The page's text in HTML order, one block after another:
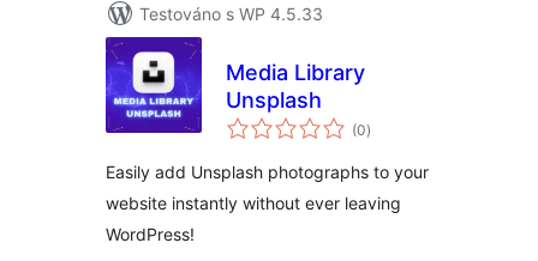
Testováno s WP 4.5.33
Media Library
Unsplash
(0celkové
hodnocení
)
Easily add Unsplash photographs to your
website instantly without ever leaving
WordPress!